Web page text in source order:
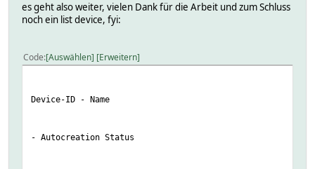
'label' =>
'id' => 'main'
'manufacturerName' => 'Samsung
'deviceTypeName' => 'Samsung OCF
],
'version'
'version'
'version'
es geht also weiter, vielen Dank für die Arbeit und zum Schluss
noch ein list device, fyi:
Code Auswählen Erweitern
Device-ID - Name
- Autocreation Status